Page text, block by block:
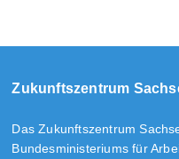
Zukunftszentrum
Das Zukunftszentrum
Bundesministeriums für